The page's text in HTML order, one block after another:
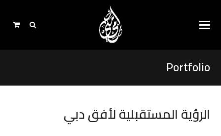
Portfolio
الرؤية المستقبلية لأفق دبي